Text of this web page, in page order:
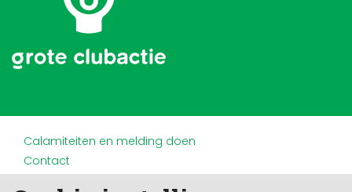
Calamiteiten en melding doen
Contact